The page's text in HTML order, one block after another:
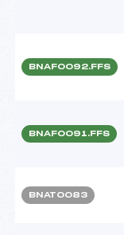
BNAF0092.FFS
BNAF0091.FFS
BNAT0083